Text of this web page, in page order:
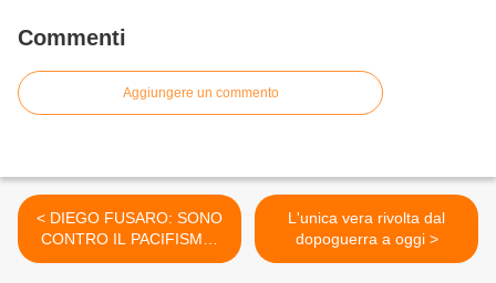
Commenti
Aggiungere un commento
< DIEGO FUSARO: SONO
CONTRO IL PACIFISMO,
ennesima pappa del cuore
L'unica vera rivolta dal
dopoguerra a oggi >